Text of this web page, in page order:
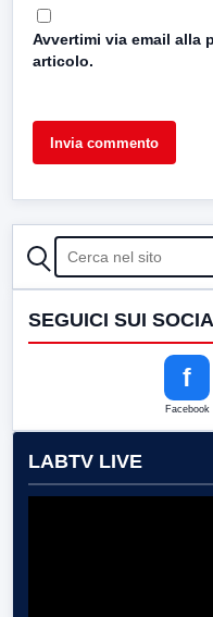
Avvertimi via email alla
articolo.
CERCA
SEGUICI SUI
f
Facebook
LABTV LIVE